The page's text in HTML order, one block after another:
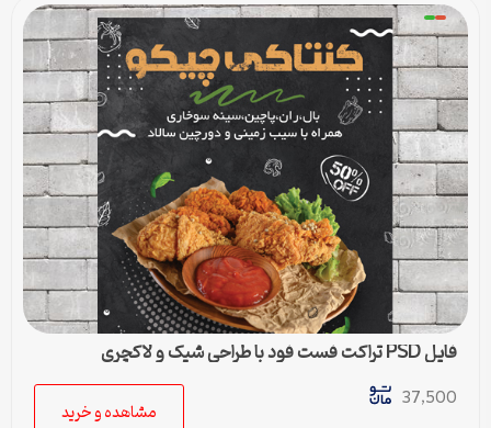
فایل PSD تراکت فست فود با طراحی شیک و لاکچری
37,500
مشاهده و خرید